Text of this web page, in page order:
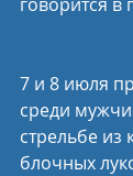
7 и 8 июля
среди
стрельбе из
блочных